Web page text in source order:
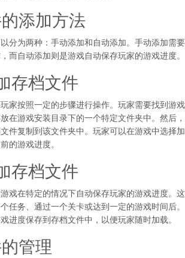
添加方法
分为两种：手动添加和自动添加。手动添加需要
而自动添加则是游戏自动保存玩家的游戏进度。
存档文件
家按照一定的步骤进行操作。玩家需要找到游戏
在游戏安装目录下的一个特定文件夹中。然后，
件复制到该文件夹中。玩家可以在游戏中选择加
的游戏进度。
存档文件
戏在特定的情况下自动保存玩家的游戏进度。这
任务、通过一个关卡或达到一定的游戏时间后。
进度保存到存档文件中，以便玩家随时加载。
管理